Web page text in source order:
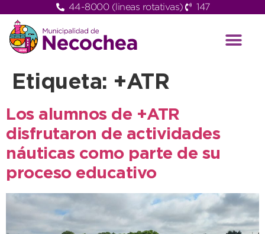
44-8000 (lineas rotativas) 147
Etiqueta: +ATR
Los alumnos de +ATR
disfrutaron de actividades
náuticas como parte de su
proceso educativo